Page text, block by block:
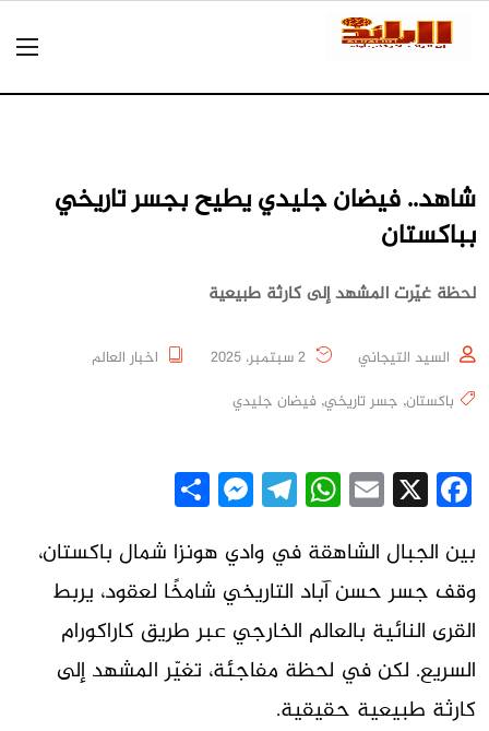
شاهد.. فيضان جليدي يطيح بجسر تاريخي
بباكستان
لحظة غيّرت المشهد إلى كارثة طبيعية
السيد التيجاني
اخبار العالم
باكستان, جسر تاريخي, فيضان جليدي
Facebook
X
Email
WhatsApp
Telegram
Messenger
بين الجبال الشاهقة في وادي هونزا شمال باكستان،
وقف جسر حسن آباد التاريخي شامخًا لعقود، يربط
القرى النائية بالعالم الخارجي عبر طريق كاراكورام
السريع. لكن في لحظة مفاجئة، تغيّر المشهد إلى
كارثة طبيعية حقيقية.